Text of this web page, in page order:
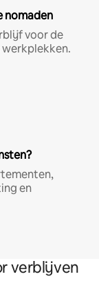
nomaden
voor de
en
verblijven